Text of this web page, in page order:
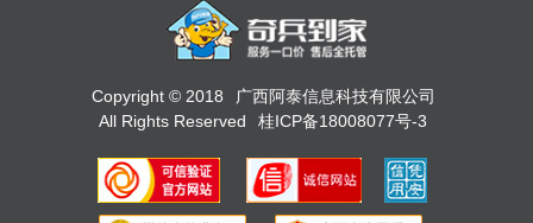
Copyright © 2018
广西阿泰信息科技有限公司
All Rights Reserved
桂ICP备18008077号-3